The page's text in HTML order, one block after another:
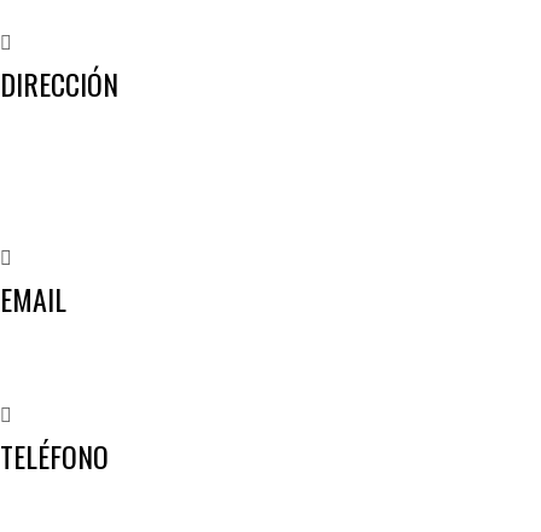
DIRECCIÓN
EMAIL
TELÉFONO